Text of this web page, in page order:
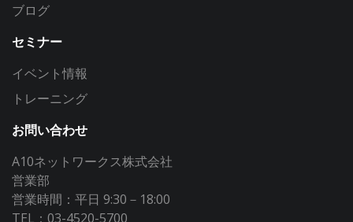
ブログ
セミナー
イベント情報
トレーニング
お問い合わせ
A10ネットワークス株式会社
営業部
営業時間：平日 9:30－18:00
TEL：03-4520-5700